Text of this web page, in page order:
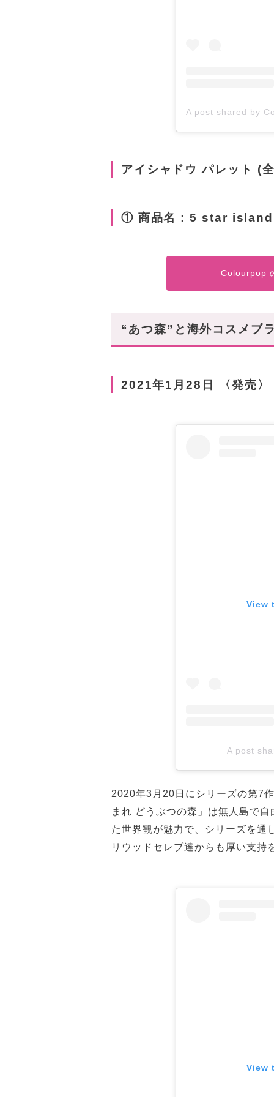
アイシャドウ パレット (
① 商品名 : 5 star island
Colourpop
“あつ森”と海外コスメブ
2021年1月28日 〈発売〉
View
A post
2020年3月20日にシリーズの第7
まれ どうぶつの森」は無人島で
た世界観が魅力で、シリーズを通
リウッドセレブ達からも厚い支持
View